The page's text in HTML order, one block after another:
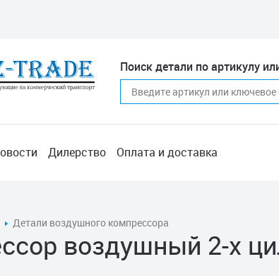
Поиск детали по артикулу
Дилерство Оплата и доставка
Детали воздушного компрессора
воздушный 2-х